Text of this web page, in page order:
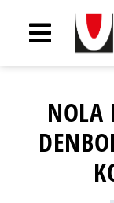
NOLA